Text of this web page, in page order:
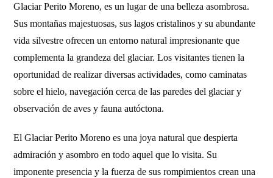
Glaciar Perito Moreno, es un lugar de una belleza asombrosa.
Sus montañas majestuosas, sus lagos cristalinos y su abundante
vida silvestre ofrecen un entorno natural impresionante que
complementa la grandeza del glaciar. Los visitantes tienen la
oportunidad de realizar diversas actividades, como caminatas
sobre el hielo, navegación cerca de las paredes del glaciar y
observación de aves y fauna autóctona.
El Glaciar Perito Moreno es una joya natural que despierta
admiración y asombro en todo aquel que lo visita. Su
imponente presencia y la fuerza de sus rompimientos crean una